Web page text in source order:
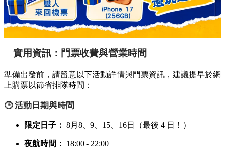
實用資訊：門票收費與營業時間
準備出發前，請留意以下活動詳情與門票資訊，建議提早於網
上購票以節省排隊時間：
🕒 活動日期與時間
限定日子： 8月8、9、15、16日（最後 4 日！）
夜航時間： 18:00 - 22:00